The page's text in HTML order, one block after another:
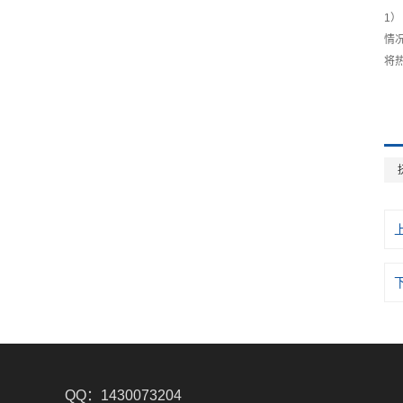
1
情
将
QQ：1430073204